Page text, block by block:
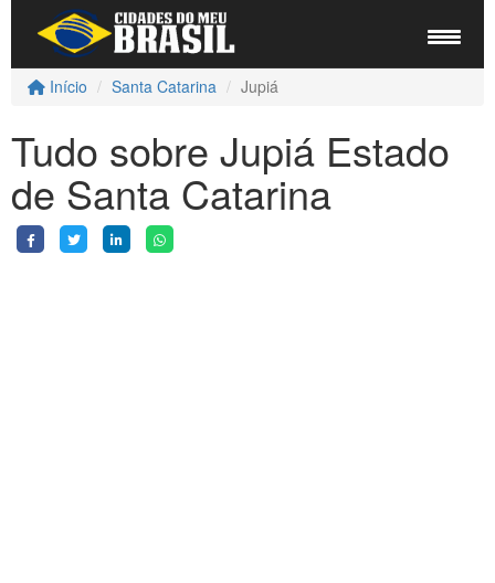
Início Santa Catarina Jupiá
Tudo sobre Jupiá Estado
de Santa Catarina